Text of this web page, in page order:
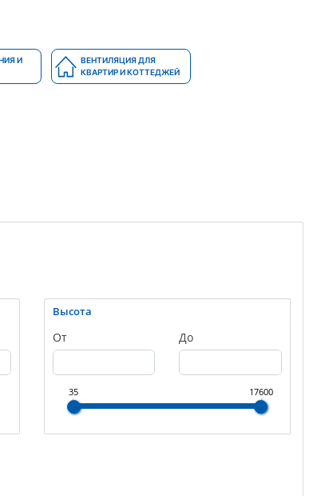
И
ВЕНТИЛЯЦИЯ ДЛЯ
КВАРТИР И КОТТЕДЖЕЙ
Высота
От До
35 17600